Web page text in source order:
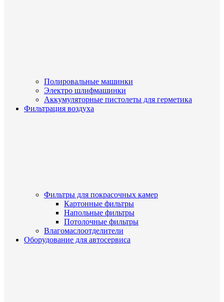
Полировальные машинки
Электро шлифмашинки
Аккумуляторные пистолеты для герметика
Фильтрация воздуха
Фильтры для покрасочных камер
Картонные фильтры
Напольные фильтры
Потолочные фильтры
Влагомаслоотделители
Оборудование для автосервиса